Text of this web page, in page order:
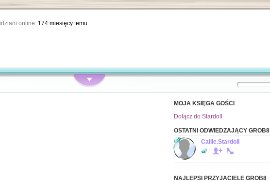
online: 174 miesięcy temu
MOJA KSIĘGA GOŚCI
Dołącz do Stardoll
OSTATNI ODWIEDZAJĄCY GROB8
Callie.Stardoll
NAJLEPSI PRZYJACIELE GROB8